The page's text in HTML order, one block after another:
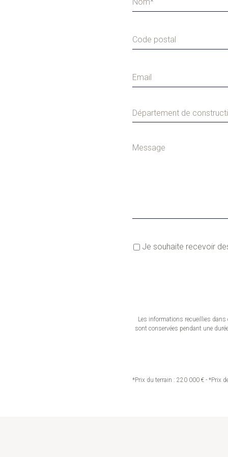
Département de
Je souhaite recevoir
Les informations recueillies
sont conservées pendant une
*Prix du terrain : 220 000 € - *Prix